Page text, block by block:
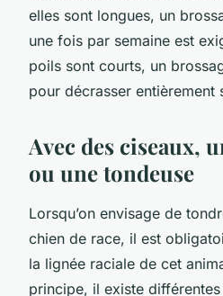
elles sont longues, un
une fois par semaine est
poils sont courts, un
pour décrasser entièrement
Avec des ciseaux,
ou une tondeuse
Lorsqu’on envisage de
chien de race, il est
la lignée raciale de cet
principe, il existe